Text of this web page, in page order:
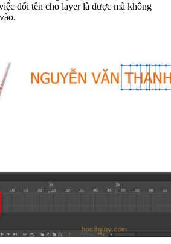
đổi tên cho layer là được mà không